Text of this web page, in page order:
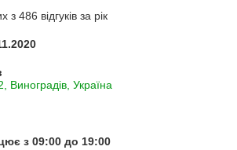
з 486 відгуків за рік
Виноградів, Україна
з 09:00 до 19:00